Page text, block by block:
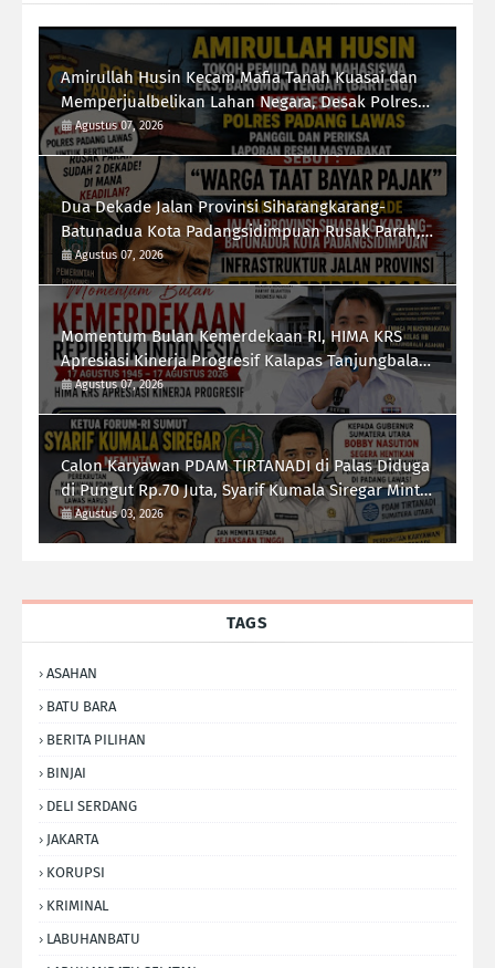
Amirullah Husin Kecam Mafia Tanah Kuasai dan
Memperjualbelikan Lahan Negara, Desak Polres
Padang Lawas Tindak Tegas Mafia Tanah
Agustus 07, 2026
Dua Dekade Jalan Provinsi Siharangkarang-
Batunadua Kota Padangsidimpuan Rusak Parah,
Rahmad Taufik Dalimunthe Desak Gubernur
Sumut "Turun Tangan"
Agustus 07, 2026
Momentum Bulan Kemerdekaan RI, HIMA KRS
Apresiasi Kinerja Progresif Kalapas Tanjungbalai,
Refin Tua Simanullang
Agustus 07, 2026
Calon Karyawan PDAM TIRTANADI di Palas Diduga
di Pungut Rp.70 Juta, Syarif Kumala Siregar Minta
Kejati Sumut Usut Tuntas
Agustus 03, 2026
TAGS
ASAHAN
BATU BARA
BERITA PILIHAN
BINJAI
DELI SERDANG
JAKARTA
KORUPSI
KRIMINAL
LABUHANBATU